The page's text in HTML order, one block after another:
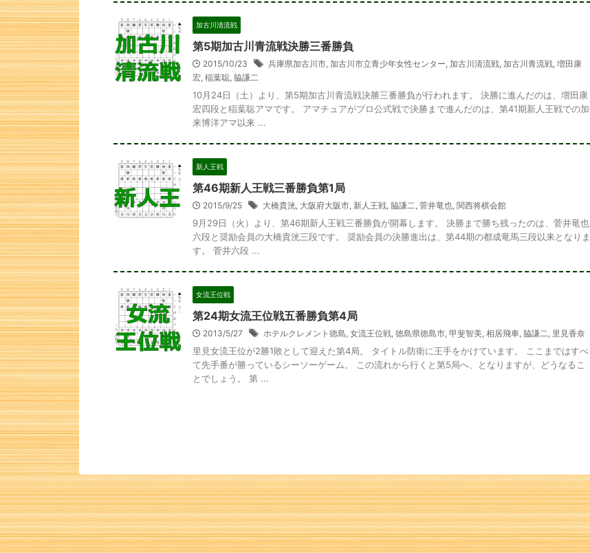
加古川清流戦
第5期加古川青流戦決勝三番勝負
2015/10/23 兵庫県加古川市, 加古川市立青少年女性センター, 加古川清流戦, 加古川青流戦, 増田康
宏, 稲葉聡, 脇謙二
10月24日（土）より、第5期加古川青流戦決勝三番勝負が行われます。 決勝に進んだのは、増田康
宏四段と稲葉聡アマです。 アマチュアがプロ公式戦で決勝まで進んだのは、第41期新人王戦での加
来博洋アマ以来 ...
新人王戦
第46期新人王戦三番勝負第1局
2015/9/25 大橋貴洸, 大阪府大阪市, 新人王戦, 脇謙二, 菅井竜也, 関西将棋会館
9月29日（火）より、第46期新人王戦三番勝負が開幕します。 決勝まで勝ち残ったのは、菅井竜也
六段と奨励会員の大橋貴洸三段です。 奨励会員の決勝進出は、第44期の都成竜馬三段以来となりま
す。 菅井六段 ...
女流王位戦
第24期女流王位戦五番勝負第4局
2013/5/27 ホテルクレメント徳島, 女流王位戦, 徳島県徳島市, 甲斐智美, 相居飛車, 脇謙二, 里見香奈
里見女流王位が2勝1敗として迎えた第4局。 タイトル防衛に王手をかけています。 ここまではすべ
て先手番が勝っているシーソーゲーム。 この流れから行くと第5局へ、となりますが、どうなるこ
とでしょう。 第 ...
詰将棋 2手詰め・197 解説
次の一手問題・36 次の一手問題・26